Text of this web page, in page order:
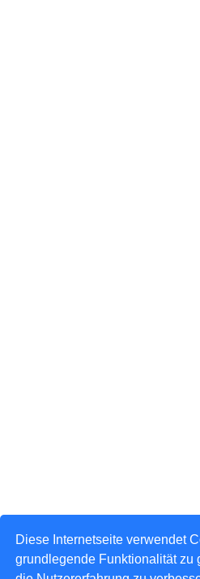
Diese Internetseite verwendet
grundlegende Funktionalität zu